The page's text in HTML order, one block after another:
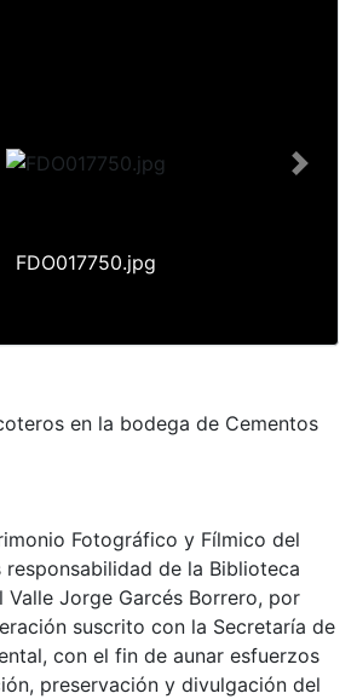
FDO017750.jpg
Next
en la bodega de Cementos
Fotográfico y Fílmico del
responsabilidad de la Biblioteca
Valle Jorge Garcés Borrero, por
suscrito con la Secretaría de
con el fin de aunar esfuerzos
preservación y divulgación del